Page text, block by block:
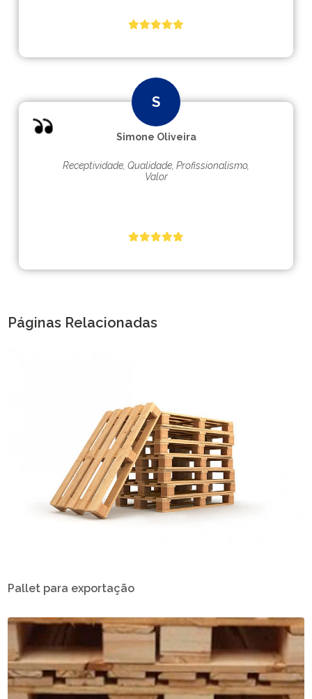
Simone Oliveira
Receptividade, Qualidade, Profissionalismo,
Valor
Páginas Relacionadas
Pallet para exportação